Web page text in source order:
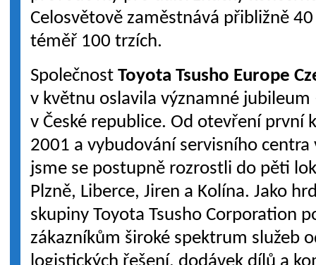
Celosvětově zaměstnává přibližně
téměř 100 trzích.
SpolečnostToyota Tsusho Europe
v květnu oslavila významné
v České republice. Od otevření první
2001 a vybudování servisního centra
jsme se postupně rozrostli do pěti
Plzně, Liberce, Jiren a Kolína. Jako
skupiny Toyota Tsusho Corporation
zákazníkům široké spektrum služeb